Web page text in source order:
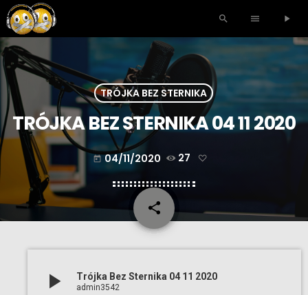
search menu play_arrow
TRÓJKA BEZ STERNIKA
TRÓJKA BEZ STERNIKA 04 11 2020
today 04/11/2020 27
share
email
play_arrow Trójka Bez Sternika 04 11 2020
admin3542